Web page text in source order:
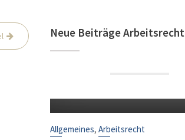
Neue Beiträge Arbeitsrecht
Allgemeines,Arbeitsrecht